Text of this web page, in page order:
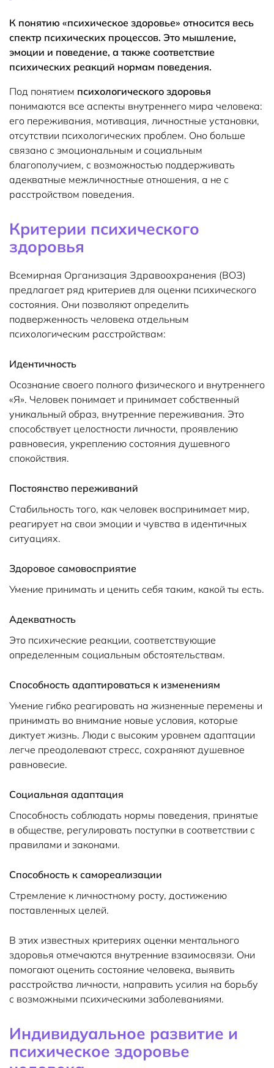
К понятию «психическое здоровье» относится весь
спектр психических процессов. Это мышление,
эмоции и поведение, а также соответствие
психических реакций нормам поведения.
Под понятием психологического здоровья
понимаются все аспекты внутреннего мира человека:
его переживания, мотивация, личностные установки,
отсутствии психологических проблем. Оно больше
связано с эмоциональным и социальным
благополучием, с возможностью поддерживать
адекватные межличностные отношения, а не с
расстройством поведения.
Критерии психического
здоровья
Всемирная Организация Здравоохранения (ВОЗ)
предлагает ряд критериев для оценки психического
состояния. Они позволяют определить
подверженность человека отдельным
психологическим расстройствам:
Идентичность
Осознание своего полного физического и внутреннего
«Я». Человек понимает и принимает собственный
уникальный образ, внутренние переживания. Это
способствует целостности личности, проявлению
равновесия, укреплению состояния душевного
спокойствия.
Постоянство переживаний
Стабильность того, как человек воспринимает мир,
реагирует на свои эмоции и чувства в идентичных
ситуациях.
Здоровое самовосприятие
Умение принимать и ценить себя таким, какой ты есть.
Адекватность
Это психические реакции, соответствующие
определенным социальным обстоятельствам.
Способность адаптироваться к изменениям
Умение гибко реагировать на жизненные перемены и
принимать во внимание новые условия, которые
диктует жизнь. Люди с высоким уровнем адаптации
легче преодолевают стресс, сохраняют душевное
равновесие.
Социальная адаптация
Cпособность соблюдать нормы поведения, принятые
в обществе, регулировать поступки в соответствии с
правилами и законами.
Способность к самореализации
Cтремление к личностному росту, достижению
поставленных целей.
В этих известных критериях оценки ментального
здоровья отмечаются внутренние взаимосвязи. Они
помогают оценить состояние человека, выявить
расстройства личности, направить усилия на борьбу
с возможными психическими заболеваниями.
Индивидуальное развитие и
психическое здоровье